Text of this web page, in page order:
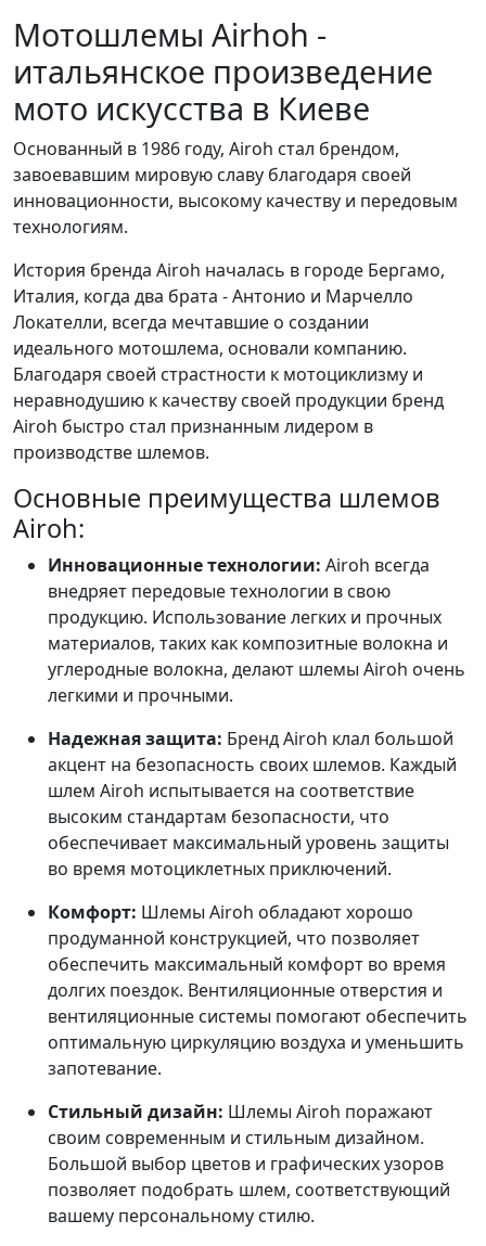
Мотошлемы Airhoh -
итальянское произведение
мото искусства в Киеве
Основанный в 1986 году, Airoh стал брендом,
завоевавшим мировую славу благодаря своей
инновационности, высокому качеству и передовым
технологиям.
История бренда Airoh началась в городе Бергамо,
Италия, когда два брата - Антонио и Марчелло
Локателли, всегда мечтавшие о создании
идеального мотошлема, основали компанию.
Благодаря своей страстности к мотоциклизму и
неравнодушию к качеству своей продукции бренд
Airoh быстро стал признанным лидером в
производстве шлемов.
Основные преимущества шлемов
Airoh:
Инновационные технологии: Airoh всегда
внедряет передовые технологии в свою
продукцию. Использование легких и прочных
материалов, таких как композитные волокна и
углеродные волокна, делают шлемы Airoh очень
легкими и прочными.
Надежная защита: Бренд Airoh клал большой
акцент на безопасность своих шлемов. Каждый
шлем Airoh испытывается на соответствие
высоким стандартам безопасности, что
обеспечивает максимальный уровень защиты
во время мотоциклетных приключений.
Комфорт: Шлемы Airoh обладают хорошо
продуманной конструкцией, что позволяет
обеспечить максимальный комфорт во время
долгих поездок. Вентиляционные отверстия и
вентиляционные системы помогают обеспечить
оптимальную циркуляцию воздуха и уменьшить
запотевание.
Стильный дизайн: Шлемы Airoh поражают
своим современным и стильным дизайном.
Большой выбор цветов и графических узоров
позволяет подобрать шлем, соответствующий
вашему персональному стилю.